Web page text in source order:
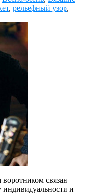
, рельефный узор,
связан
индивидуальности и